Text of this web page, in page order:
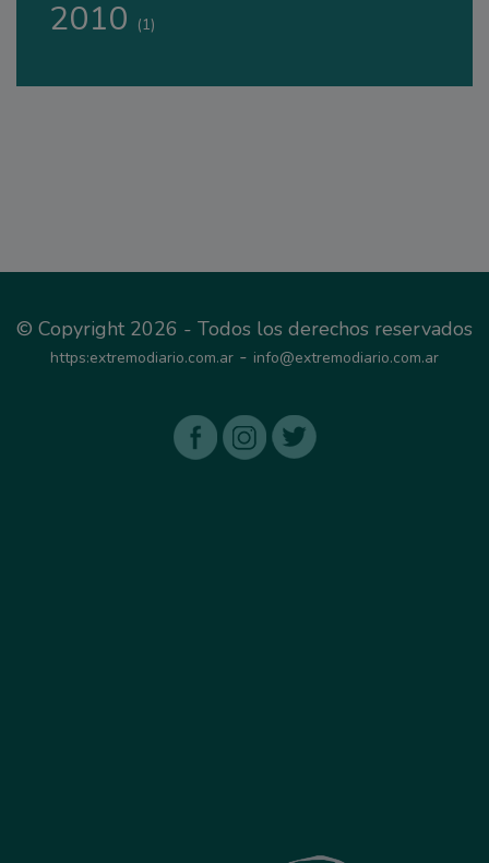
2010 (1)
© Copyright 2026 - Todos los derechos reservados
https:extremodiario.com.ar - info@extremodiario.com.ar